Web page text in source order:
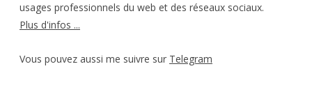
usages professionnels du web et des réseaux sociaux.
Plus d'infos ...
Vous pouvez aussi me suivre sur Telegram